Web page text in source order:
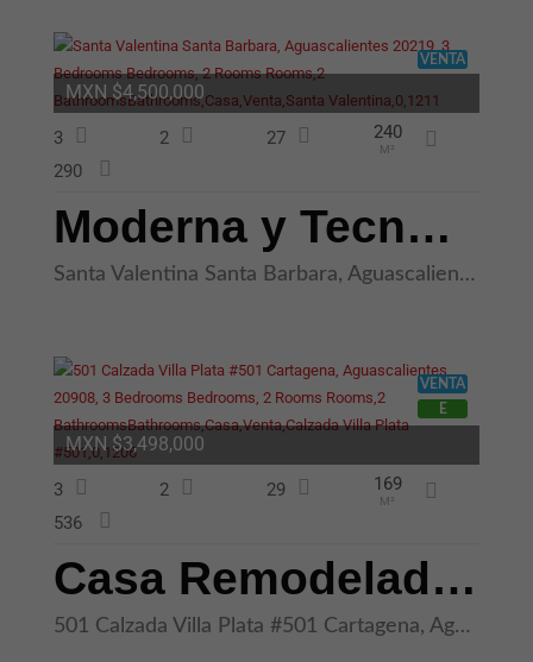
VENTA
Moderna y Tecnológica Casa con Roof Garden en Santa Bárbara Aguascalie
Santa Valentina Santa Barbara, Aguascalientes 20219
3 2 27 240
M²
290
MXN $4,500,000
VENTA
E
Casa Remodelada y Ampliada en Venta Residencial Cartagena Aguascalient
501 Calzada Villa Plata #501 Cartagena, Aguascalientes 20908
3 2 29 169
M²
536
MXN $3,498,000